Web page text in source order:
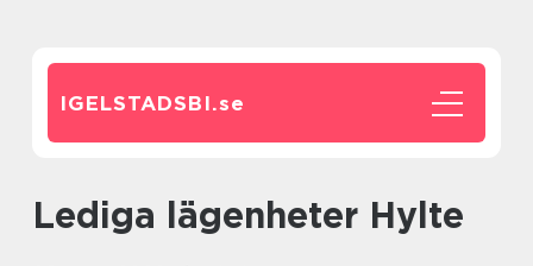
IGELSTADSBI.se
Lediga lägenheter Hylte